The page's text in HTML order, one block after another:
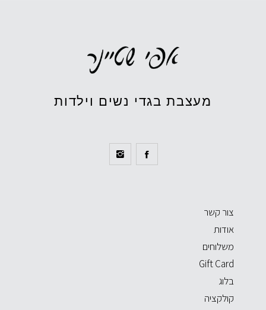
מעצבת בגדי נשים וילדות
צור קשר
אודות
משלוחים
Gift Card
בלוג
קולקציה